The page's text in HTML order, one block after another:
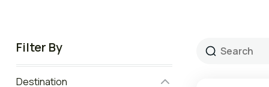
Filter By
Destination